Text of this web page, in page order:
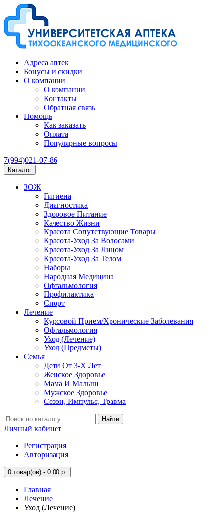
Адреса аптек
Бонусы и скидки
О компании
О компании
Контакты
Обратная связь
Помощь
Как заказать
Оплата
Популярные вопросы
7(994)021-07-86
Каталог
ЗОЖ
Гигиена
Диагностика
Здоровое Питание
Качество Жизни
Красота Сопутствующие Товары
Красота-Уход За Волосами
Красота-Уход За Лицом
Красота-Уход За Телом
Наборы
Народная Медицина
Офтальмология
Профилактика
Спорт
Лечение
Курсовой Прием/Хронические Заболевания
Офтальмология
Уход (Лечение)
Уход (Предметы)
Семья
Дети От 3-Х Лет
Женское Здоровье
Мама И Малыш
Мужское Здоровье
Сезон, Импульс, Травма
Найти
Личный кабинет
Регистрация
Авторизация
0 товар(ов) - 0.00 р.
Главная
Лечение
Уход (Лечение)